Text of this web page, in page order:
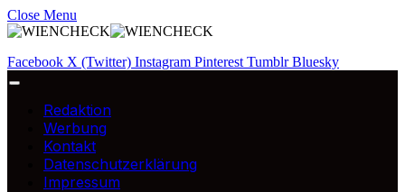
Close Menu
Facebook X (Twitter) Instagram Pinterest Tumblr Bluesky
Redaktion
Werbung
Kontakt
Datenschutzerklärung
Impressum